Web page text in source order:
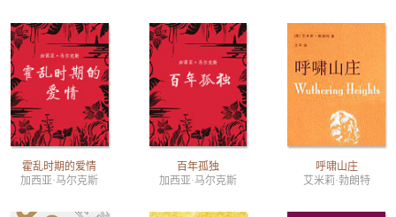
霍乱时期的爱情
加西亚·马尔克斯
百年孤独
加西亚·马尔克斯
呼啸山庄
艾米莉·勃朗特